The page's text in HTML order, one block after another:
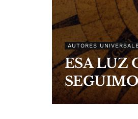
AUTORES
ESA LUZ